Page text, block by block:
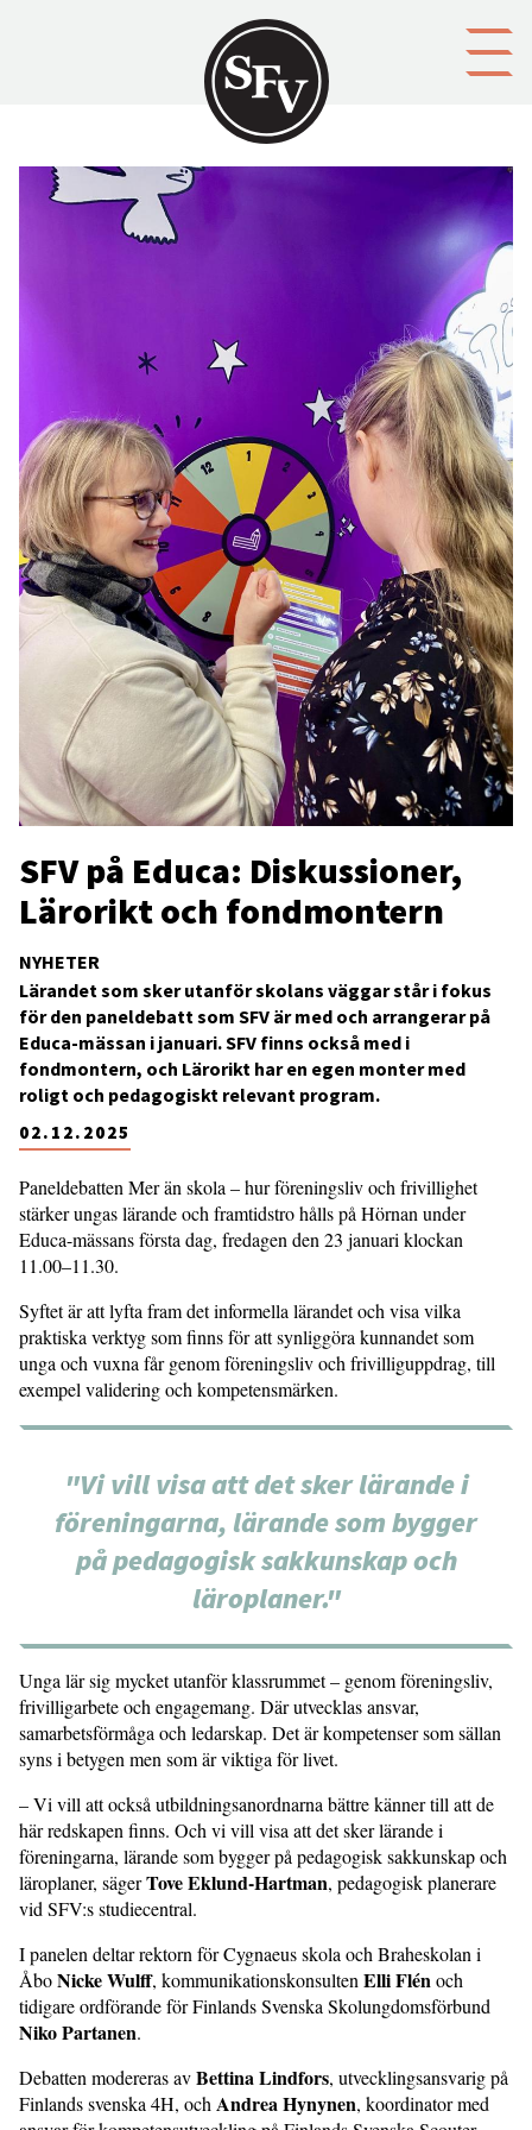
NYHETER
SFV på Educa: Diskussioner,
Lärorikt och fondmontern
02.12.2025
Lärandet som sker utanför skolans väggar står i fokus
för den paneldebatt som SFV är med och arrangerar på
Educa-mässan i januari. SFV finns också med i
fondmontern, och Lärorikt har en egen monter med
roligt och pedagogiskt relevant program.
Paneldebatten Mer än skola – hur föreningsliv och frivillighet
stärker ungas lärande och framtidstro hålls på Hörnan under
Educa-mässans första dag, fredagen den 23 januari klockan
11.00–11.30.
Syftet är att lyfta fram det informella lärandet och visa vilka
praktiska verktyg som finns för att synliggöra kunnandet som
unga och vuxna får genom föreningsliv och frivilliguppdrag, till
exempel validering och kompetensmärken.
"Vi vill visa att det sker lärande i
föreningarna, lärande som bygger
på pedagogisk sakkunskap och
läroplaner."
Unga lär sig mycket utanför klassrummet – genom föreningsliv,
frivilligarbete och engagemang. Där utvecklas ansvar,
samarbetsförmåga och ledarskap. Det är kompetenser som sällan
syns i betygen men som är viktiga för livet.
– Vi vill att också utbildningsanordnarna bättre känner till att de
här redskapen finns. Och vi vill visa att det sker lärande i
föreningarna, lärande som bygger på pedagogisk sakkunskap och
läroplaner, sägerTove Eklund-Hartman, pedagogisk planerare
vid SFV:s studiecentral.
I panelen deltar rektorn för Cygnaeus skola och Braheskolan i
ÅboNicke Wulff, kommunikationskonsulten Elli Flénoch
tidigare ordförande för Finlands Svenska Skolungdomsförbund
Niko Partanen.
Debatten modereras avBettina Lindfors, utvecklingsansvarig på
Finlands svenska 4H, och Andrea Hynynen, koordinator med